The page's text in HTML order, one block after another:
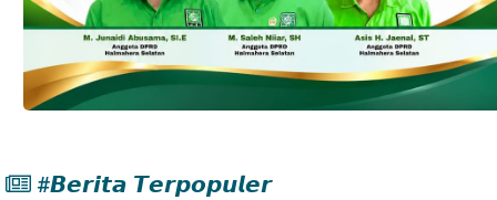
#𝘽𝙚𝙧𝙞𝙩𝙖 𝙏𝙚𝙧𝙥𝙤𝙥𝙪𝙡𝙚𝙧